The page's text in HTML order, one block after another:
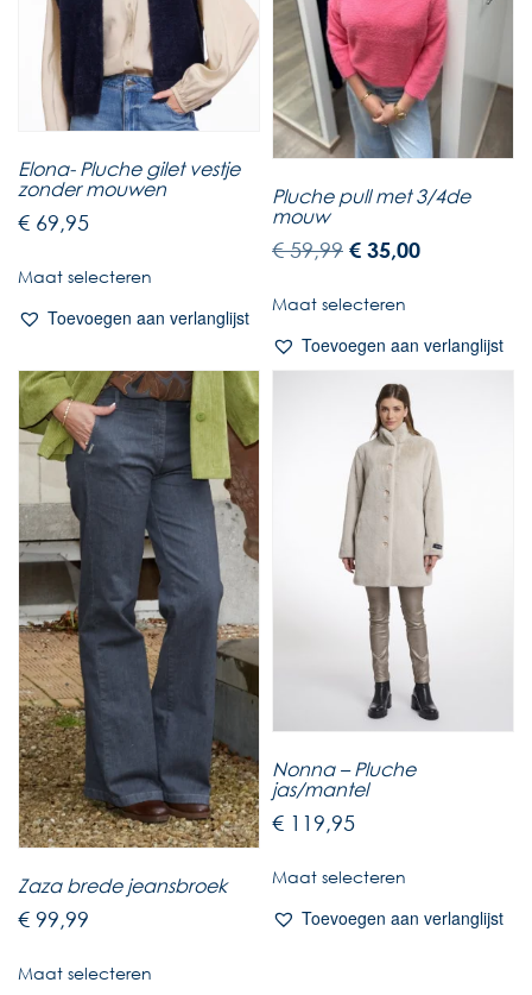
Elona- Pluche gilet vestje
zonder mouwen
€ 69,95
Maat selecteren
Toevoegen aan verlanglijst
Pluche pull met 3/4de
mouw
€59,99 € 35,00
Maat selecteren
Toevoegen aan verlanglijst
Zaza brede jeansbroek
€ 99,99
Maat selecteren
Nonna – Pluche
jas/mantel
€ 119,95
Maat selecteren
Toevoegen aan verlanglijst